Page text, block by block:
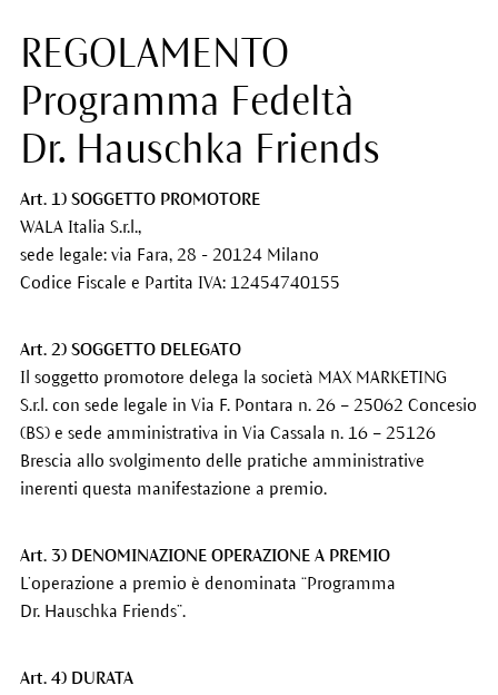
REGOLAMENTO
Programma Fedeltà
Dr. Hauschka Friends
Art. 1) SOGGETTO PROMOTORE
WALA Italia S.r.l.,
sede legale: via Fara, 28 - 20124 Milano
Codice Fiscale e Partita IVA: 12454740155
Art. 2) SOGGETTO DELEGATO
Il soggetto promotore delega la società MAX MARKETING
S.r.l. con sede legale in Via F. Pontara n. 26 – 25062 Concesio
(BS) e sede amministrativa in Via Cassala n. 16 – 25126
Brescia allo svolgimento delle pratiche amministrative
inerenti questa manifestazione a premio.
Art. 3) DENOMINAZIONE OPERAZIONE A PREMIO
L’operazione a premio è denominata “Programma
Dr. Hauschka Friends”.
Art. 4) DURATA